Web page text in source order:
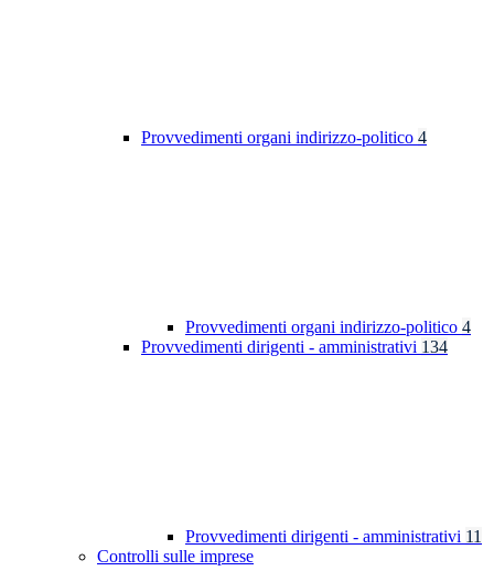
Provvedimenti organi indirizzo-politico 4
Provvedimenti organi indirizzo-politico 4
Provvedimenti dirigenti - amministrativi 134
Provvedimenti dirigenti - amministrativi 11
Controlli sulle imprese